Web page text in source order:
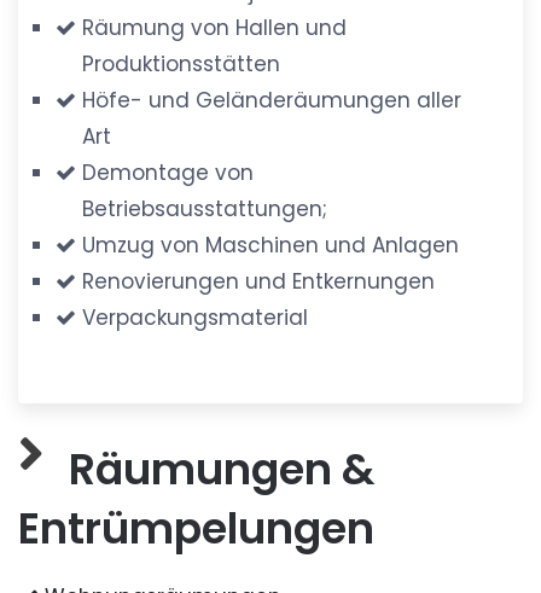
Räumung von Hallen und
Produktionsstätten
Höfe- und Geländeräumungen aller
Art
Demontage von
Betriebsausstattungen;
Umzug von Maschinen und Anlagen
Renovierungen und Entkernungen
Verpackungsmaterial
Räumungen &
Entrümpelungen